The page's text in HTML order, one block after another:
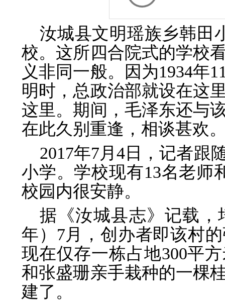
汝城县文明瑶族乡韩田
校。这所四合院式的学校
义非同一般。因为1934年
明时，总政治部就设在这
这里。期间，毛泽东还与
在此久别重逢，相谈甚欢
2017年7月4日，记者跟
小学。学校现有13名老师
校园内很安静。
据《汝城县志》记载，
年）7月，创办者即该村
现在仅存一栋占地300平
和张盛珊亲手栽种的一棵
建了。